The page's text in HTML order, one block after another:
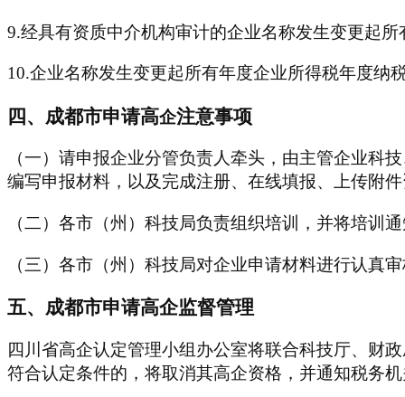
9.经具有资质中介机构审计的企业名称发生变更起
10.企业名称发生变更起所有年度企业所得税年度纳
四、成都市申请高企注意事项
（一）请申报企业分管负责人牵头，由主管企业科
编写申报材料，以及完成注册、在线填报、上传附
（二）各市（州）科技局负责组织培训，并将培训
（三）各市（州）科技局对企业申请材料进行认真
五、成都市申请高企监督管理
四川省高企认定管理小组办公室将联合科技厅、财
符合认定条件的，将取消其高企资格，并通知税务